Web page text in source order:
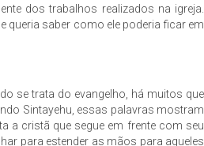
dos trabalhos realizados na igreja.
queria saber como ele poderia ficar em
se trata do evangelho, há muitos que
Sintayehu, essas palavras mostram
a cristã que segue em frente com seu
para estender as mãos para aqueles